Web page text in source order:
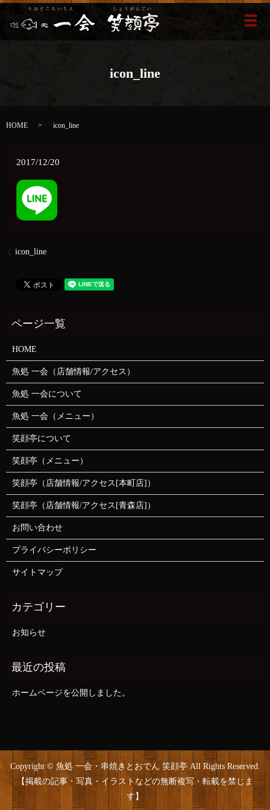
メ
icon_line
HOME icon_line
2017/12/20
icon_line
HOME
魚処 一会（店舗情報/アクセス）
魚処 一会について
魚処 一会（メニュー）
笑顔亭について
笑顔亭（メニュー）
笑顔亭（店舗情報/アクセス[本町店]）
笑顔亭（店舗情報/アクセス[青森店]）
お問い合わせ
プライバシーポリシー
サイトマップ
お知らせ
ホームページを公開しました。
Copyright © 魚処 一会・串焼きとおでん 笑顔亭 All Rights Reserved.
【掲載の記事・写真・イラストなどの無断複写・転載を禁じま
す】